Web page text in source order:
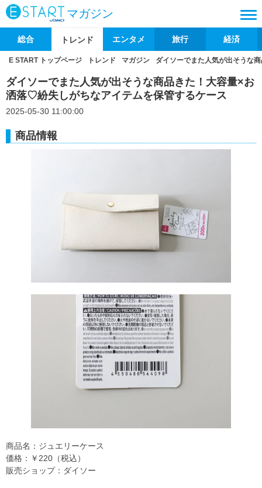
マガジン
総合 トレンド エンタメ 旅行 経済
E START トップページ トレンド マガジン ダイソーでまた人気が出そうな
ダイソーでまた人気が出そうな商品きた！大容量×お
洒落♡紛失しがちなアイテムを保管するケース
2025-05-30 11:00:00
商品情報
商品名：ジュエリーケース
価格：￥220（税込）
販売ショップ：ダイソー